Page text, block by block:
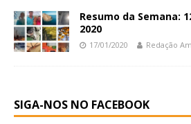
Resumo da Semana:
2020
17/01/2020 Redação
SIGA-NOS NO FACEBOOK